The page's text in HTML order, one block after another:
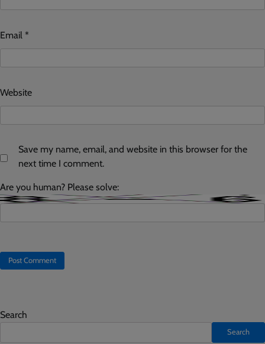
Email *
Website
Save my name, email, and website in this browser for the
next time I comment.
Are you human? Please solve:
Search
Search